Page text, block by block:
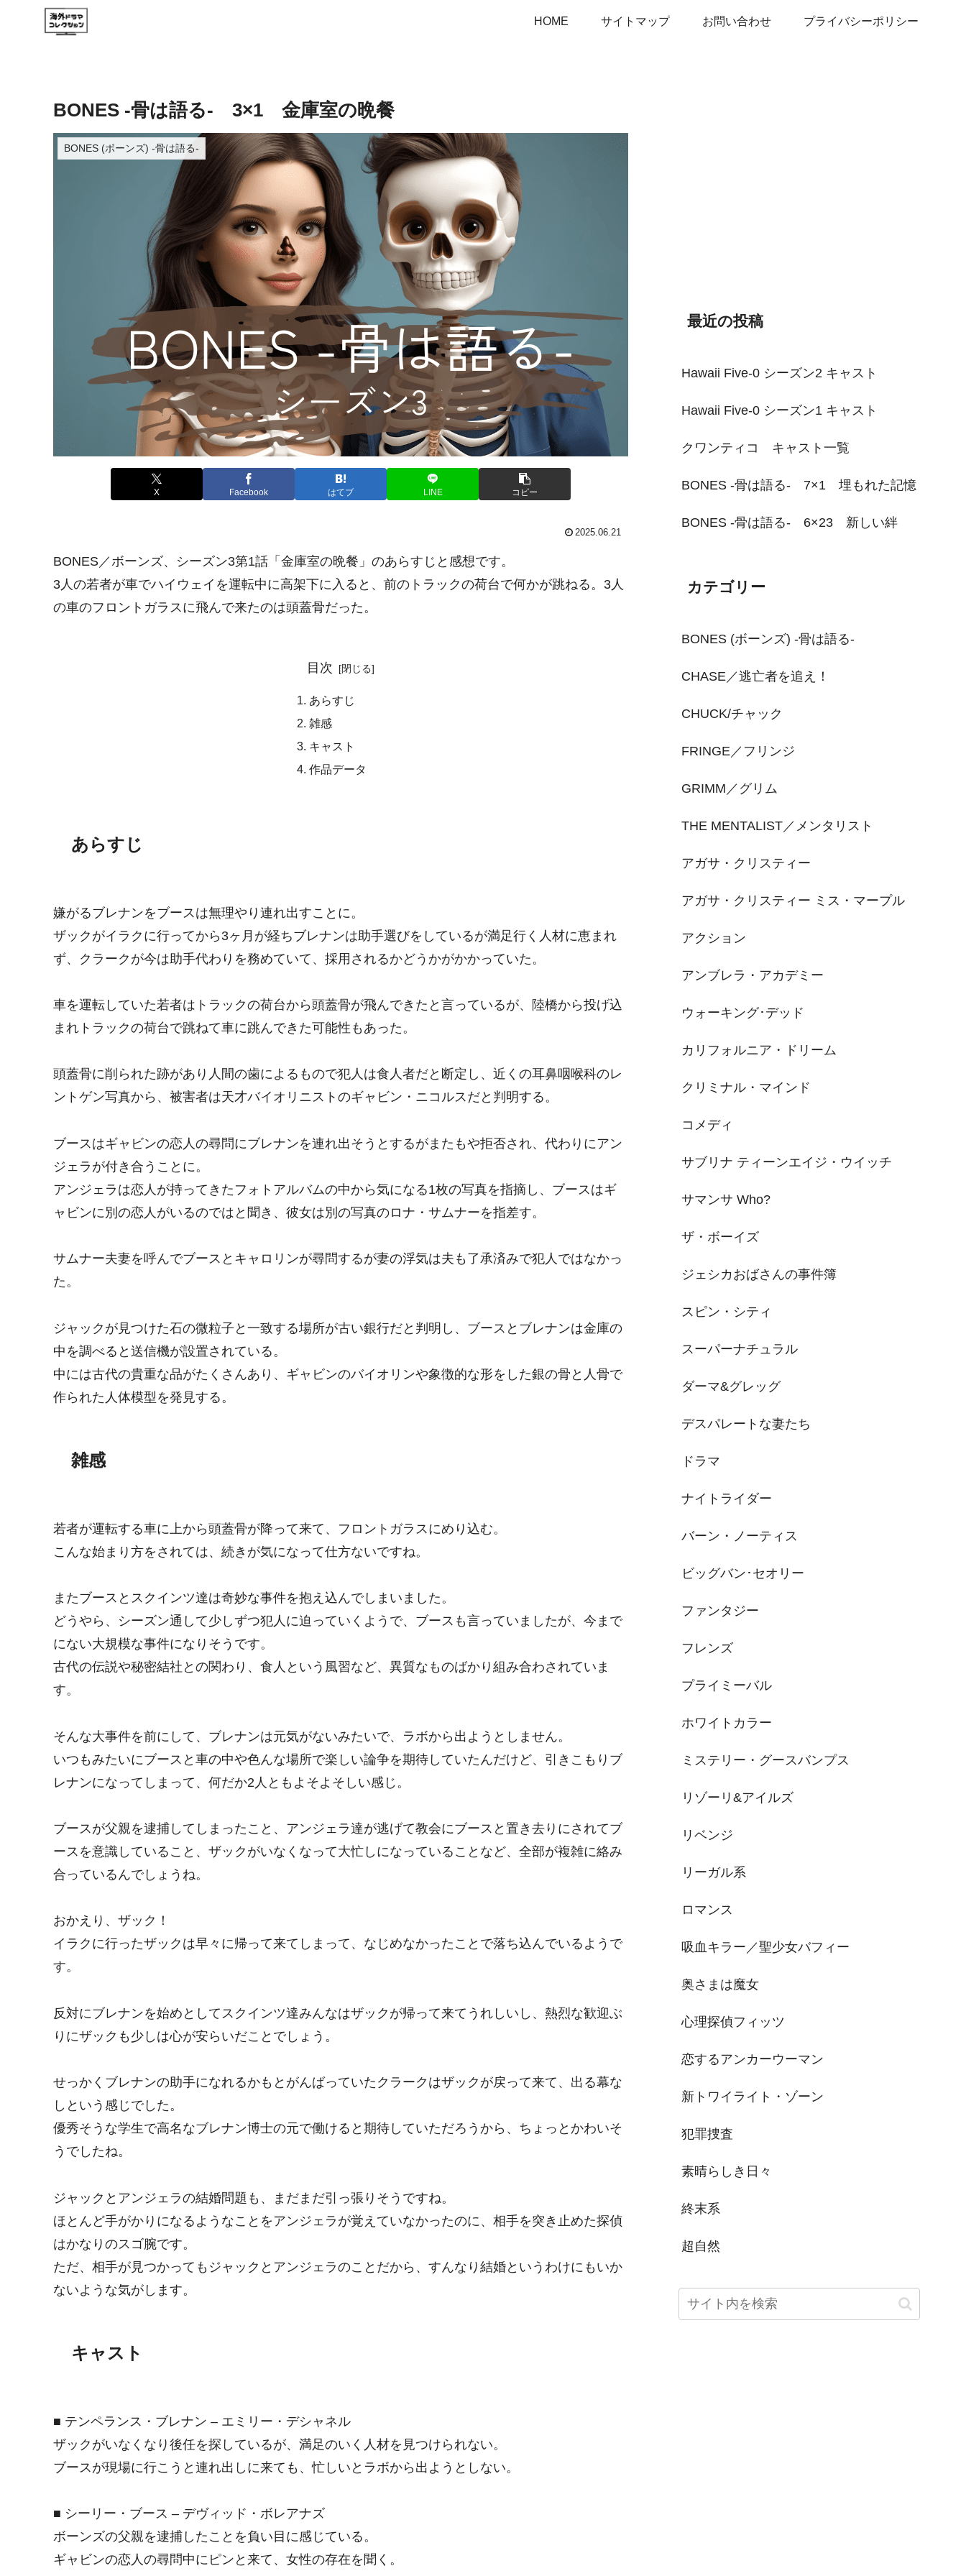
HOME サイトマップ お問い合わせ プライバシーポリシー
BONES -骨は語る- 3×1 金庫室の晩餐
BONES (ボーンズ) -骨は語る-
X Facebook はてブ LINE コピー
2025.06.21
BONES／ボーンズ、シーズン3第1話「金庫室の晩餐」のあらすじと感想です。
3人の若者が車でハイウェイを運転中に高架下に入ると、前のトラックの荷台で何かが跳ねる。3人
の車のフロントガラスに飛んで来たのは頭蓋骨だった。
目次
あらすじ
雑感
キャスト
作品データ
あらすじ
嫌がるブレナンをブースは無理やり連れ出すことに。
ザックがイラクに行ってから3ヶ月が経ちブレナンは助手選びをしているが満足行く人材に恵まれ
ず、クラークが今は助手代わりを務めていて、採用されるかどうかがかかっていた。
車を運転していた若者はトラックの荷台から頭蓋骨が飛んできたと言っているが、陸橋から投げ込
まれトラックの荷台で跳ねて車に跳んできた可能性もあった。
頭蓋骨に削られた跡があり人間の歯によるもので犯人は食人者だと断定し、近くの耳鼻咽喉科のレ
ントゲン写真から、被害者は天才バイオリニストのギャビン・ニコルスだと判明する。
ブースはギャビンの恋人の尋問にブレナンを連れ出そうとするがまたもや拒否され、代わりにアン
ジェラが付き合うことに。
アンジェラは恋人が持ってきたフォトアルバムの中から気になる1枚の写真を指摘し、ブースはギ
ャビンに別の恋人がいるのではと聞き、彼女は別の写真のロナ・サムナーを指差す。
サムナー夫妻を呼んでブースとキャロリンが尋問するが妻の浮気は夫も了承済みで犯人ではなかっ
た。
ジャックが見つけた石の微粒子と一致する場所が古い銀行だと判明し、ブースとブレナンは金庫の
中を調べると送信機が設置されている。
中には古代の貴重な品がたくさんあり、ギャビンのバイオリンや象徴的な形をした銀の骨と人骨で
作られた人体模型を発見する。
雑感
若者が運転する車に上から頭蓋骨が降って来て、フロントガラスにめり込む。
こんな始まり方をされては、続きが気になって仕方ないですね。
またブースとスクインツ達は奇妙な事件を抱え込んでしまいました。
どうやら、シーズン通して少しずつ犯人に迫っていくようで、ブースも言っていましたが、今まで
にない大規模な事件になりそうです。
古代の伝説や秘密結社との関わり、食人という風習など、異質なものばかり組み合わされていま
す。
そんな大事件を前にして、ブレナンは元気がないみたいで、ラボから出ようとしません。
いつもみたいにブースと車の中や色んな場所で楽しい論争を期待していたんだけど、引きこもりブ
レナンになってしまって、何だか2人ともよそよそしい感じ。
ブースが父親を逮捕してしまったこと、アンジェラ達が逃げて教会にブースと置き去りにされてブ
ースを意識していること、ザックがいなくなって大忙しになっていることなど、全部が複雑に絡み
合っているんでしょうね。
おかえり、ザック！
イラクに行ったザックは早々に帰って来てしまって、なじめなかったことで落ち込んでいるようで
す。
反対にブレナンを始めとしてスクインツ達みんなはザックが帰って来てうれしいし、熱烈な歓迎ぶ
りにザックも少しは心が安らいだことでしょう。
せっかくブレナンの助手になれるかもとがんばっていたクラークはザックが戻って来て、出る幕な
しという感じでした。
優秀そうな学生で高名なブレナン博士の元で働けると期待していただろうから、ちょっとかわいそ
うでしたね。
ジャックとアンジェラの結婚問題も、まだまだ引っ張りそうですね。
ほとんど手がかりになるようなことをアンジェラが覚えていなかったのに、相手を突き止めた探偵
はかなりのスゴ腕です。
ただ、相手が見つかってもジャックとアンジェラのことだから、すんなり結婚というわけにもいか
ないような気がします。
キャスト
■ テンペランス・ブレナン – エミリー・デシャネル
ザックがいなくなり後任を探しているが、満足のいく人材を見つけられない。
ブースが現場に行こうと連れ出しに来ても、忙しいとラボから出ようとしない。
■ シーリー・ブース – デヴィッド・ボレアナズ
ボーンズの父親を逮捕したことを負い目に感じている。
ギャビンの恋人の尋問中にピンと来て、女性の存在を聞く。
最近の投稿
Hawaii Five-0 シーズン2 キャスト
Hawaii Five-0 シーズン1 キャスト
クワンティコ キャスト一覧
BONES -骨は語る- 7×1 埋もれた記憶
BONES -骨は語る- 6×23 新しい絆
カテゴリー
BONES (ボーンズ) -骨は語る-
CHASE／逃亡者を追え！
CHUCK/チャック
FRINGE／フリンジ
GRIMM／グリム
THE MENTALIST／メンタリスト
アガサ・クリスティー
アガサ・クリスティー ミス・マープル
アクション
アンブレラ・アカデミー
ウォーキング･デッド
カリフォルニア・ドリーム
クリミナル・マインド
コメディ
サブリナ ティーンエイジ・ウイッチ
サマンサ Who?
ザ・ボーイズ
ジェシカおばさんの事件簿
スピン・シティ
スーパーナチュラル
ダーマ&グレッグ
デスパレートな妻たち
ドラマ
ナイトライダー
バーン・ノーティス
ビッグバン･セオリー
ファンタジー
フレンズ
プライミーバル
ホワイトカラー
ミステリー・グースバンプス
リゾーリ&アイルズ
リベンジ
リーガル系
ロマンス
吸血キラー／聖少女バフィー
奥さまは魔女
心理探偵フィッツ
恋するアンカーウーマン
新トワイライト・ゾーン
犯罪捜査
素晴らしき日々
終末系
超自然